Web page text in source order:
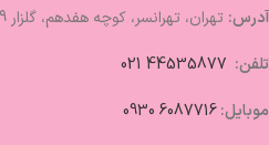
آدرس: تهران، تهرانسر، کوچه هفدهم، گلزار 9
تلفن:
موبایل:6087716 0930